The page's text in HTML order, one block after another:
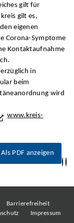
gilt für
gilt es,
eigenen
Corona-Symptome
Kontaktaufnahme
in
beim
wird
www.kreis-
Als PDF anzeigen
Barrierefreiheit
Impressum